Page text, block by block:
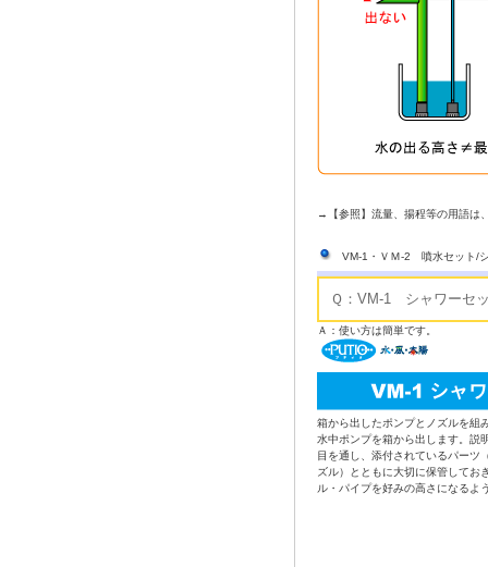
→【参照】流量、揚程等の用語は
VM-1・ＶＭ-2 噴水セット/
Ｑ：VM-1 シャワーセ
Ａ：使い方は簡単です。
箱から出したポンプとノズルを組
水中ポンプを箱から出します。説
目を通し、添付されているパーツ
ズル）とともに大切に保管して
ル・パイプを好みの高さになるよ